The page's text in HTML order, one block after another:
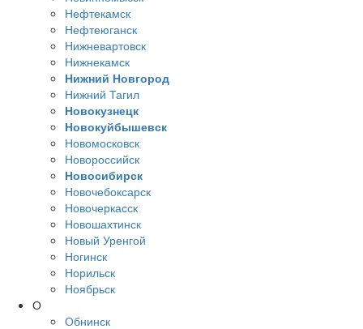
Нефтекамск
Нефтеюганск
Нижневартовск
Нижнекамск
Нижний Новгород
Нижний Тагил
Новокузнецк
Новокуйбышевск
Новомосковск
Новороссийск
Новосибирск
Новочебоксарск
Новочеркасск
Новошахтинск
Новый Уренгой
Ногинск
Норильск
Ноябрьск
О
Обнинск